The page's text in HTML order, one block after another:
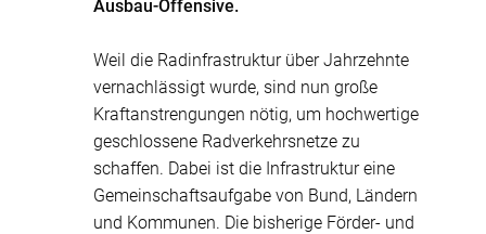
Ausbau-Offensive.
Weil die Radinfrastruktur über Jahrzehnte
vernachlässigt wurde, sind nun große
Kraftanstrengungen nötig, um hochwertige
geschlossene Radverkehrsnetze zu
schaffen. Dabei ist die Infrastruktur eine
Gemeinschaftsaufgabe von Bund, Ländern
und Kommunen. Die bisherige Förder- und